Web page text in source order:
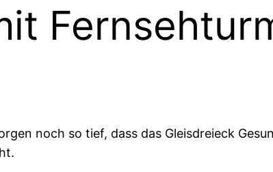
noch so tief, dass das Gleisdreieck